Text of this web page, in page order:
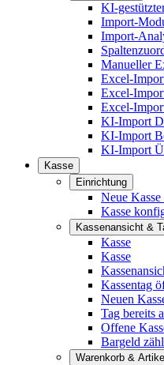
KI-
Import-
Import-
Manueller
Excel-
Excel-
Excel-
KI-Import
KI-Import
KI-Import
Kasse
Einrichtung
Neue Kasse
Kasse
Kassenansicht &
Kasse
Kasse
Kassentag
Neuen
Tag bereits
Offene
Bargeld
Warenkorb & Artikel